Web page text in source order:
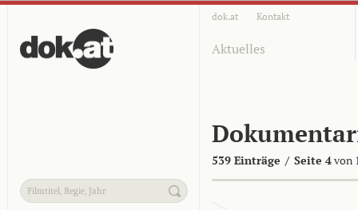
dok.at Kontakt
Aktuelles
539 Einträge / Seite 4von